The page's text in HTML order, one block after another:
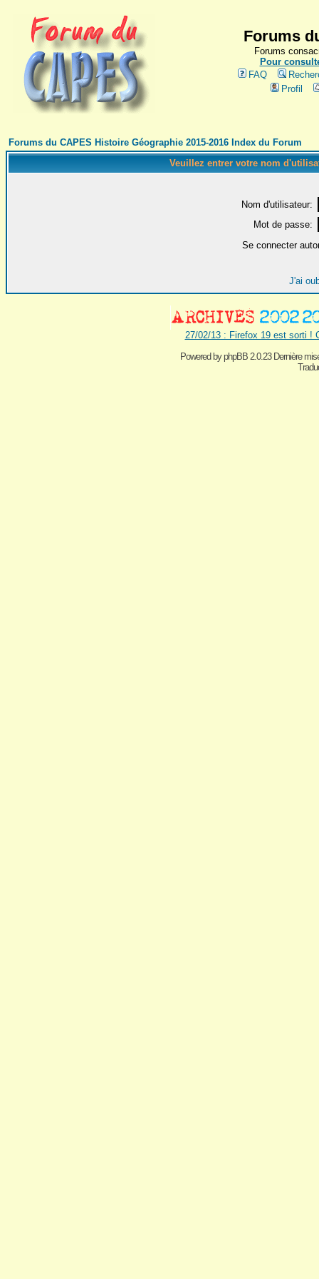
Forums
Forums
Pour
FAQ
Profil
Forums du CAPES Histoire Géographie 2015-2016 Index du Forum
Veuillez entrer votre nom
Nom d'utilisateur:
Mot de passe:
Se connecter
J'ai
27/02/13 : Firefox 19 est sorti !
Powered byphpBB 2.0.23 Dernière